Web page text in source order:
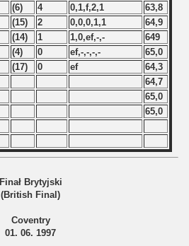
(6) 4 0,1,f,2,1
63,8
(15) 2 0,0,0,1,1
64,9
(14) 1 1,0,ef,-,-
649
(4) 0 ef,-,-,-,-
65,0
(17) 0 ef
64,3
64,7
65,0
65,0
Finał Brytyjski
(British Final)
Coventry
01. 06. 1997